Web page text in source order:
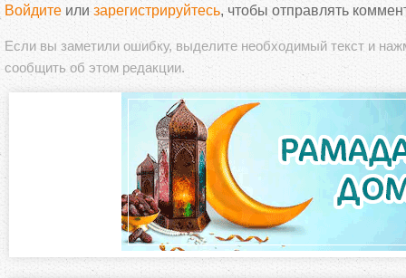
Войдите или зарегистрируйтесь, чтобы отправлять
Если вы заметили ошибку, выделите необходимый текст и
сообщить об этом редакции.